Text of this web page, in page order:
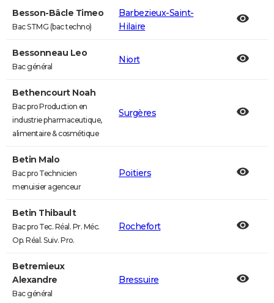
Besson-Bâcle Timeo
Bac STMG (bac techno)
Barbezieux-Saint-
Hilaire
Bessonneau Leo
Bac général
Niort
Bethencourt Noah
Bac pro Production en
industrie pharmaceutique,
alimentaire & cosmétique
Surgères
Betin Malo
Bac pro Technicien
menuisier agenceur
Poitiers
Betin Thibault
Bac pro Tec. Réal. Pr. Méc.
Op. Réal. Suiv. Pro.
Rochefort
Betremieux
Alexandre
Bac général
Bressuire